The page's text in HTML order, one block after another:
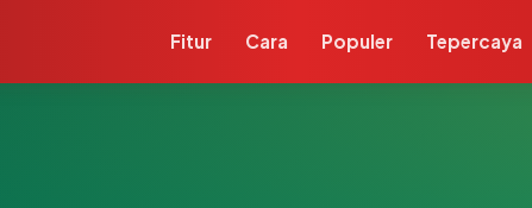
Fitur Cara Populer Tepercaya